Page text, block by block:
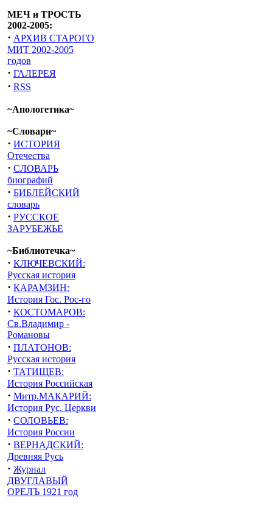
МЕЧ и ТРОСТЬ
2002-2005:
· АРХИВ СТАРОГО
МИТ 2002-2005
годов
· ГАЛЕРЕЯ
· RSS
~Апологетика~
~Словари~
· ИСТОРИЯ
Отечества
· СЛОВАРЬ
биографий
· БИБЛЕЙСКИЙ
словарь
· РУССКОЕ
ЗАРУБЕЖЬЕ
~Библиотечка~
· КЛЮЧЕВСКИЙ:
Русская история
· КАРАМЗИН:
История Гос. Рос-го
· КОСТОМАРОВ:
Св.Владимир -
Романовы
· ПЛАТОНОВ:
Русская история
· ТАТИЩЕВ:
История Российская
· Митр.МАКАРИЙ:
История Рус. Церкви
· СОЛОВЬЕВ:
История России
· ВЕРНАДСКИЙ:
Древняя Русь
· Журнал
ДВУГЛАВЫЙ
ОРЕЛЪ 1921 год